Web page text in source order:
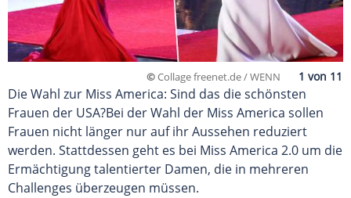
©Collage freenet.de / WENN
Die Wahl zur Miss America: Sind das die schönsten
Frauen der USA?Bei der Wahl der Miss America sollen
Frauen nicht länger nur auf ihr Aussehen reduziert
werden. Stattdessen geht es bei Miss America 2.0 um die
Ermächtigung talentierter Damen, die in mehreren
Challenges überzeugen müssen.